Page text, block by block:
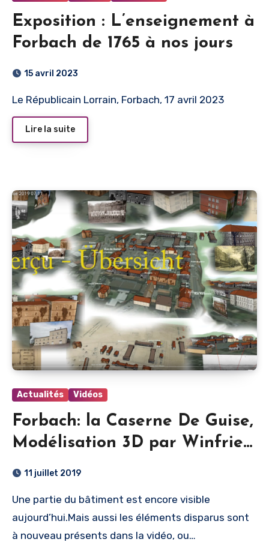
Exposition : L’enseignement à
Forbach de 1765 à nos jours
15 avril 2023
Le Républicain Lorrain, Forbach, 17 avril 2023
Lire la suite
Actualités Vidéos
Forbach: la Caserne De Guise,
Modélisation 3D par Winfried
Kraus (Cercle d’histoire de
Furbacher)
11 juillet 2019
Une partie du bâtiment est encore visible
aujourd’hui.Mais aussi les éléments disparus sont
à nouveau présents dans la vidéo, ou…